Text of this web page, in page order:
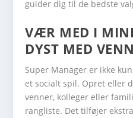
guider dig til de bedste
VÆR MED I
DYST MED
Super Manager er ikke
et socialt spil. Opret eller
venner, kolleger eller
rangliste. Det tilføjer